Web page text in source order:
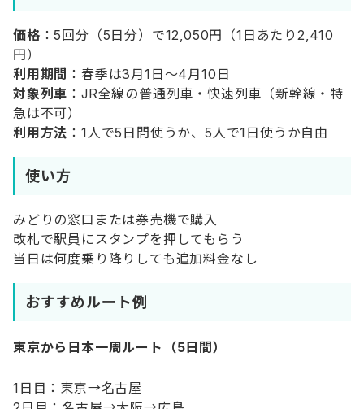
価格 ：5回分（5日分）で12,050円（1日あたり2,410
円）
利用期間 ：春季は3月1日〜4月10日
対象列車 ：JR全線の普通列車・快速列車（新幹線・特
急は不可）
利用方法 ：1人で5日間使うか、5人で1日使うか自由
使い方
みどりの窓口または券売機で購入
改札で駅員にスタンプを押してもらう
当日は何度乗り降りしても追加料金なし
おすすめルート例
東京から日本一周ルート（5日間）
1日目：東京→名古屋